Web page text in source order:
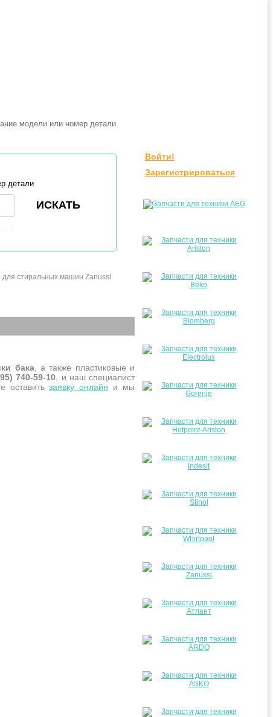
Войти!
Зарегистрироваться
детали
для стиральных машин Zanussi
бака, а также пластиковые и
740-59-10, и наш специалист
оставитьзаявку онлайн и мы